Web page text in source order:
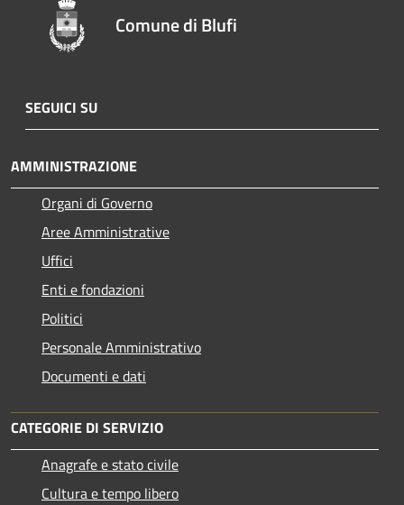
Comune di Blufi
SEGUICI SU
AMMINISTRAZIONE
Organi di Governo
Aree Amministrative
Uffici
Enti e fondazioni
Politici
Personale Amministrativo
Documenti e dati
CATEGORIE DI SERVIZIO
Anagrafe e stato civile
Cultura e tempo libero